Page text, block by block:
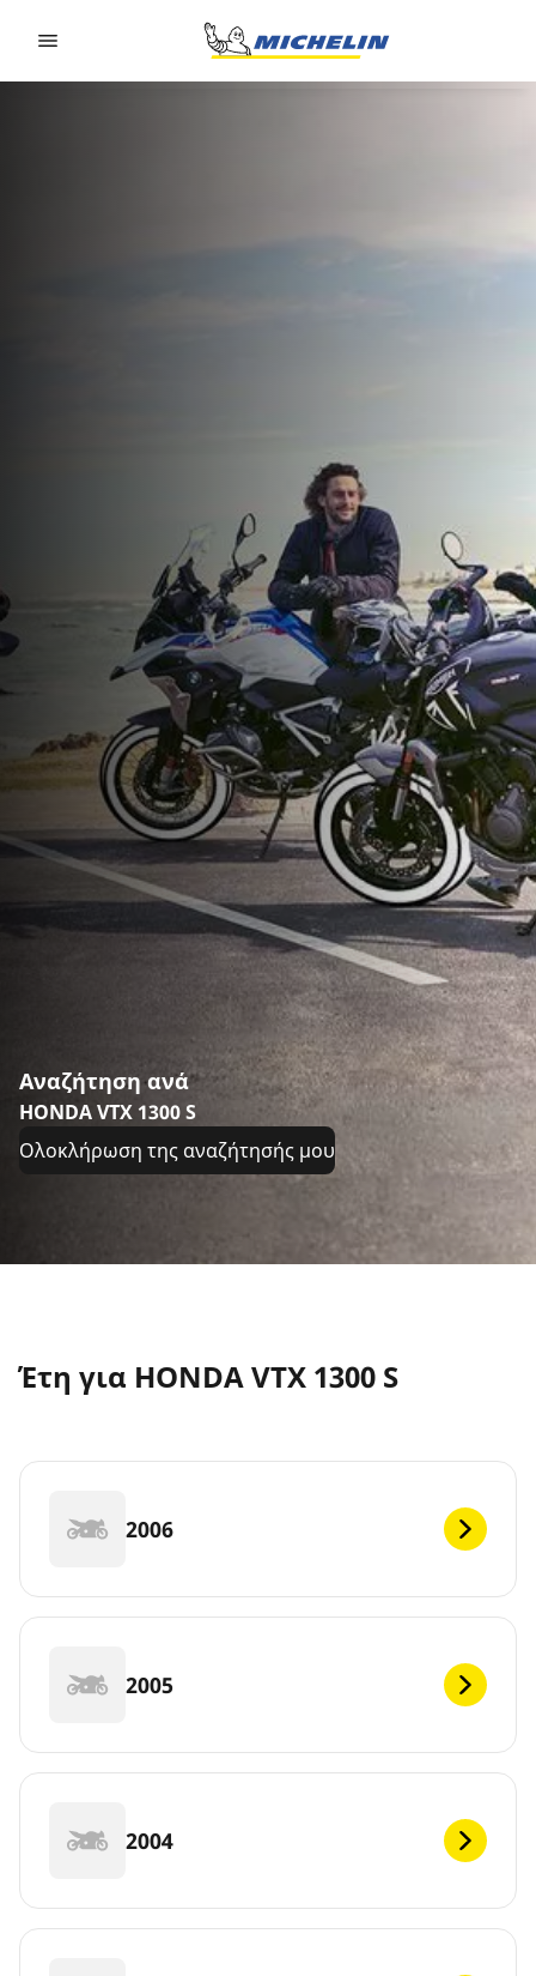
Αναζήτηση ανά
HONDA VTX 1300 S
Ολοκλήρωση της αναζήτησής μου
Έτη για HONDA VTX 1300 S
2006
2005
2004